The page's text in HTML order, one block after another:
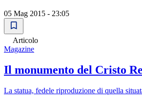
05 Mag 2015 - 23:05
Articolo
Magazine
Il monumento del Cristo
La statua, fedele riproduzione di quella